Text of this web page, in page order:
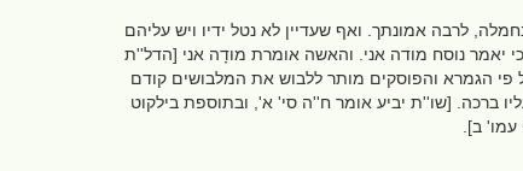
לרבה אמונתך. ואף שעדיין לא נטל ידיו ויש עליהם
יאמר נוסח מודה אני. והאשה אומרת מודָה אני [הדל''ת
פי הגמרא והפוסקים מותר ללבוש את המלבושים קודם
ברכה. [שו''ת יביע אומר ח''ה סי' א', ובתוספת בילקוט
ב].